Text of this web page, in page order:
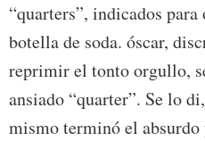
“quarters”, indicados
botella de soda. óscar,
reprimir el tonto orgullo,
ansiado “quarter”. Se lo
mismo terminó el